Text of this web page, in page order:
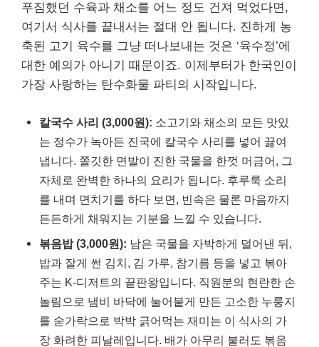
푸짐했던 수육과 채소를 어느 정도 건져 먹었다면,
여기서 식사를 끝내서는 절대 안 됩니다. 진하게 농
축된 고기 육수를 그냥 떠나보내는 것은 ‘육수정’에
대한 예의가 아니기 때문이죠. 이제부터가 한국인이
가장 사랑하는 탄수화물 파티의 시작입니다.
칼국수 사리 (3,000원): 소고기와 채소의 모든 맛있
는 정수가 녹아든 진국에 칼국수 사리를 넣어 끓여
냅니다. 쫄깃한 면발이 진한 국물을 한껏 머금어, 그
자체로 완벽한 하나의 요리가 됩니다. 후루룩 소리
를 내며 면치기를 하다 보면, 빈속은 물론 마음까지
든든하게 채워지는 기분을 느낄 수 있습니다.
볶음밥 (3,000원): 남은 국물을 자박하게 덜어낸 뒤,
밥과 잘게 썬 김치, 김 가루, 참기름 등을 넣고 볶아
주는 K-디저트의 끝판왕입니다. 직원분의 현란한 손
놀림으로 냄비 바닥에 눌어붙게 만든 고소한 누룽지
를 숟가락으로 박박 긁어먹는 재미는 이 식사의 가
장 화려한 피날레입니다. 배가 아무리 불러도 볶음